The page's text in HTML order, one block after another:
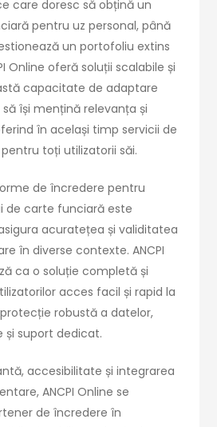
care doresc să obțină un
pentru uz personal, până
un portofoliu extins
Online oferă soluții scalabile și
capacitate de adaptare
își mențină relevanța și
în același timp servicii de
toți utilizatorii săi.
de încredere pentru
de carte funciară este
acuratețea și validitatea
în diverse contexte. ANCPI
ca o soluție completă și
acces facil și rapid la
robustă a datelor,
suport dedicat.
accesibilitate și integrarea
ANCPI Online se
de încredere în